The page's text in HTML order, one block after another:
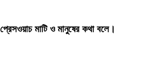
মাটি ও মানুষের কথা বলে।